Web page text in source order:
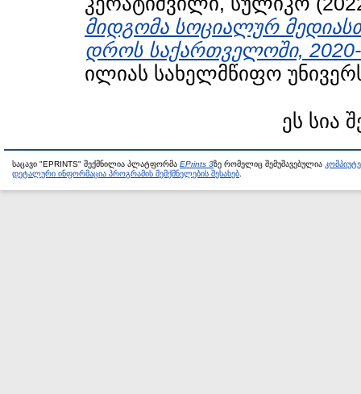
მიდგომა სოციალურ
დროს საქართველოში,
ილიას სახელმწიფო
ეს სია
საცავი "EPRINTS" შექმნილია პლატფორმა EPrints 3ზე რომელიც შემუშავებულია
დეტალური ინფორმაცია პროგრამის შემქმნელების შესახებ